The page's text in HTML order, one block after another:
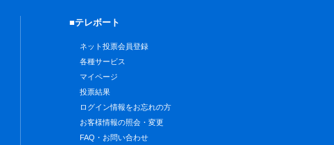
■テレボート
ネット投票会員登録
各種サービス
マイページ
投票結果
ログイン情報をお忘れの方
お客様情報の照会・変更
FAQ・お問い合わせ